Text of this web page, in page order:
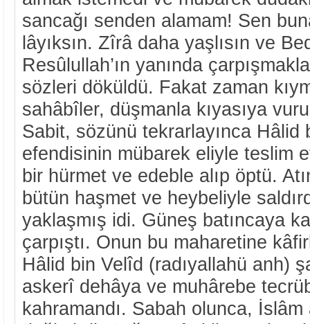
sancağı senden alamam! Sen
lâyıksın. Zîrâ daha yaşlısın ve
Resûlullah’ın yanında
sözleri döküldü. Fakat zaman
sahâbîler, düşmanla kıyasıya
Sabit, sözünü tekrarlayınca Hâlid
efendisinin mübarek eliyle teslim
bir hürmet ve edeble alıp öptü.
bütün haşmet ve heybeliyle
yaklaşmış idi. Güneş batıncaya
çarpıştı. Onun bu maharetine
Hâlid bin Velîd (radıyallahü anh)
askerî dehâya ve muhârebe
kahramandı. Sabah olunca,